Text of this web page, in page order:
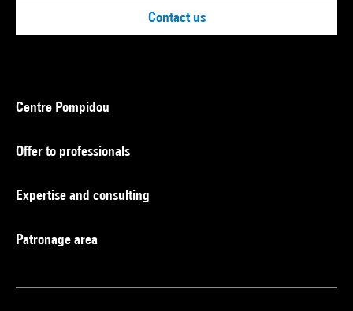
Contact us
Centre Pompidou
Offer to professionals
Expertise and consulting
Patronage area